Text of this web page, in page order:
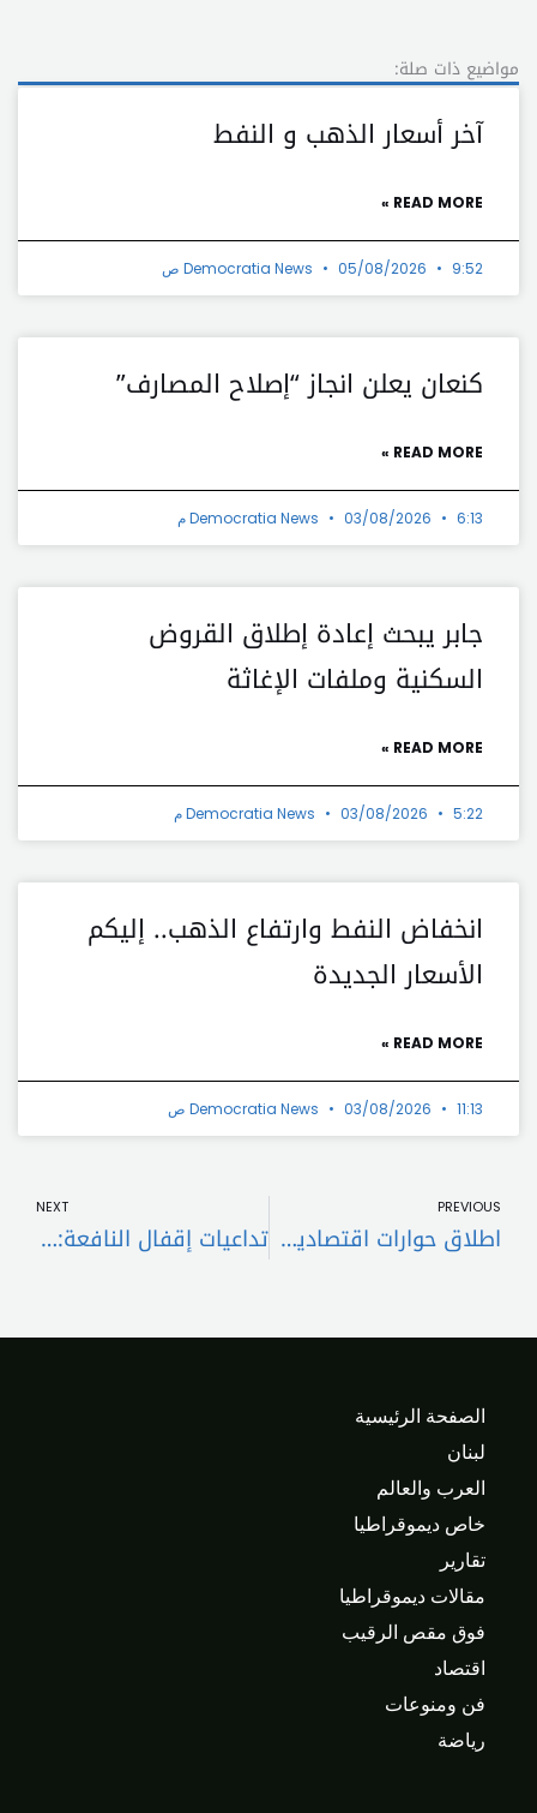
مواضيع ذات صلة:
آخر أسعار الذهب و النفط
READ MORE »
Democratia News 05/08/2026 9:52 ص
كنعان يعلن انجاز “إصلاح المصارف”
READ MORE »
Democratia News 03/08/2026 6:13 م
جابر يبحث إعادة إطلاق القروض
السكنية وملفات الإغاثة
READ MORE »
Democratia News 03/08/2026 5:22 م
انخفاض النفط وارتفاع الذهب.. إليكم
الأسعار الجديدة
READ MORE »
Democratia News 03/08/2026 11:13 ص
PREVIOUS
اطلاق حوارات اقتصادية واجتماعية في مجلس النواب خلال اجتماع ناقش تفعيل قانون تنظيم الشراكة بين القطاعين العام والخاص
NEXT
تداعيات إقفال النافعة: فوضى وسيارات بأوراق مزورة.. وقطاعٌ مُهدد بالإقفال!
الصفحة الرئيسية
لبنان
العرب والعالم
خاص ديموقراطيا
تقارير
مقالات ديموقراطيا
فوق مقص الرقيب
اقتصاد
فن ومنوعات
رياضة